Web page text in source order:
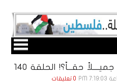
حقـــاً؟! الحلقة 1٤٠
0 تعليقات